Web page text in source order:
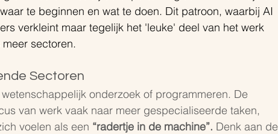
te beginnen en wat te doen. Dit patroon, waarbij AI
verkleint maar tegelijk het 'leuke' deel van het werk
sectoren.
Sectoren
onderzoek of programmeren. De
van werk vaak naar meer gespecialiseerde taken,
voelen als een “radertje in de machine”. Denk aan de